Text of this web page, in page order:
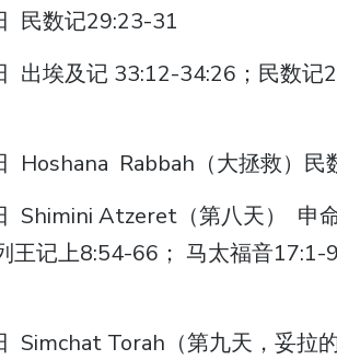
民数记29:23-31
出埃及记 33:12-34:26；民数记
Hoshana Rabbah（大拯救）
Shimini Atzeret（第八天） 申
王记上8:54-66； 马太福音
Simchat Torah（第九天，妥拉